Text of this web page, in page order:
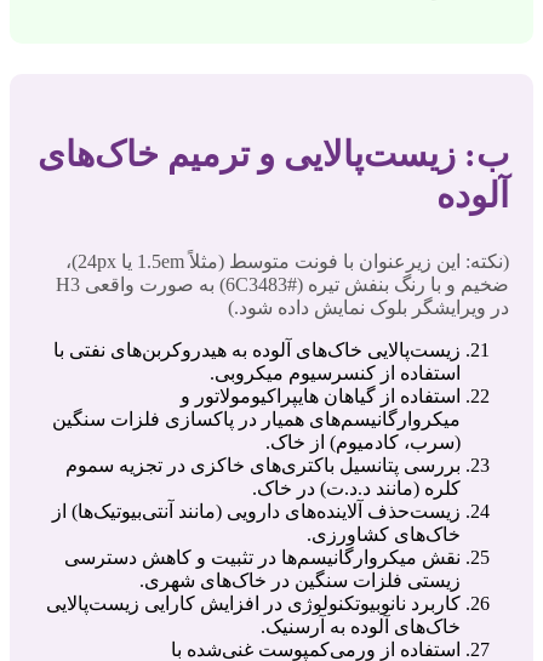
ب: زیست‌پالایی و ترمیم خاک‌های
آلوده
(نکته: این زیرعنوان با فونت متوسط (مثلاً 1.5em یا 24px)،
ضخیم و با رنگ بنفش تیره (#6C3483) به صورت واقعی H3
در ویرایشگر بلوک نمایش داده شود.)
زیست‌پالایی خاک‌های آلوده به هیدروکربن‌های نفتی با
استفاده از کنسرسیوم میکروبی.
استفاده از گیاهان هایپراکیومولاتور و
میکروارگانیسم‌های همیار در پاکسازی فلزات سنگین
(سرب، کادمیوم) از خاک.
بررسی پتانسیل باکتری‌های خاکزی در تجزیه سموم
کلره (مانند د.د.ت) در خاک.
زیست‌حذف آلاینده‌های دارویی (مانند آنتی‌بیوتیک‌ها) از
خاک‌های کشاورزی.
نقش میکروارگانیسم‌ها در تثبیت و کاهش دسترسی
زیستی فلزات سنگین در خاک‌های شهری.
کاربرد نانوبیوتکنولوژی در افزایش کارایی زیست‌پالایی
خاک‌های آلوده به آرسنیک.
استفاده از ورمی‌کمپوست غنی‌شده با